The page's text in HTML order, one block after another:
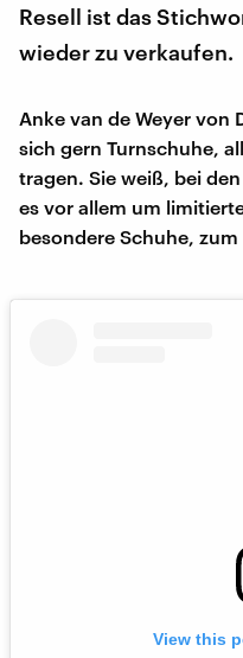
Resell ist das
wieder zu verkaufen.
Anke van de Weyer
sich gern Turnschuhe,
tragen. Sie weiß, bei
es vor allem um
besondere Schuhe,
View this